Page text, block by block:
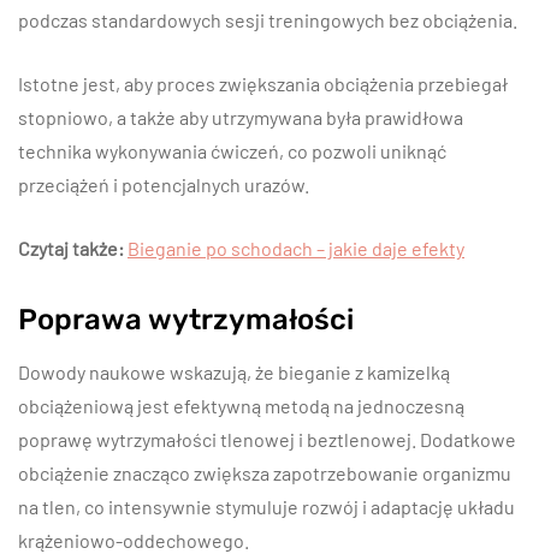
podczas standardowych sesji treningowych bez obciążenia.
Istotne jest, aby proces zwiększania obciążenia przebiegał
stopniowo, a także aby utrzymywana była prawidłowa
technika wykonywania ćwiczeń, co pozwoli uniknąć
przeciążeń i potencjalnych urazów.
Czytaj także: Bieganie po schodach – jakie daje efekty
Poprawa wytrzymałości
Dowody naukowe wskazują, że bieganie z kamizelką
obciążeniową jest efektywną metodą na jednoczesną
poprawę wytrzymałości tlenowej i beztlenowej. Dodatkowe
obciążenie znacząco zwiększa zapotrzebowanie organizmu
na tlen, co intensywnie stymuluje rozwój i adaptację układu
krążeniowo-oddechowego.